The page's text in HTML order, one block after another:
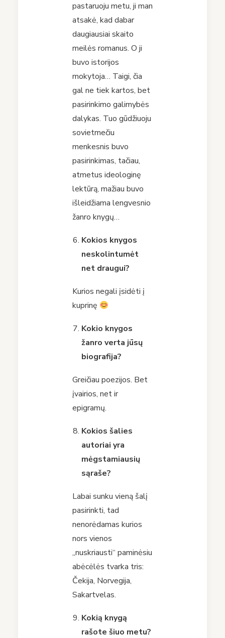
pastaruoju metu, ji man
atsakė, kad dabar
daugiausiai skaito
meilės romanus. O ji
buvo istorijos
mokytoja… Taigi, čia
gal ne tiek kartos, bet
pasirinkimo galimybės
dalykas. Tuo gūdžiuoju
sovietmečiu
menkesnis buvo
pasirinkimas, tačiau,
atmetus ideologinę
lektūrą, mažiau buvo
išleidžiama lengvesnio
žanro knygų…
Kokios knygos
neskolintumėt
net draugui?
Kurios negali įsidėti į
kuprinę
Kokio knygos
žanro verta jūsų
biografija?
Greičiau poezijos. Bet
įvairios, net ir
epigramų.
Kokios šalies
autoriai yra
mėgstamiausių
sąraše?
Labai sunku vieną šalį
pasirinkti, tad
nenorėdamas kurios
nors vienos
„nuskriausti“ paminėsiu
abėcėlės tvarka tris:
Čekija, Norvegija,
Sakartvelas.
Kokią knygą
rašote šiuo metu?